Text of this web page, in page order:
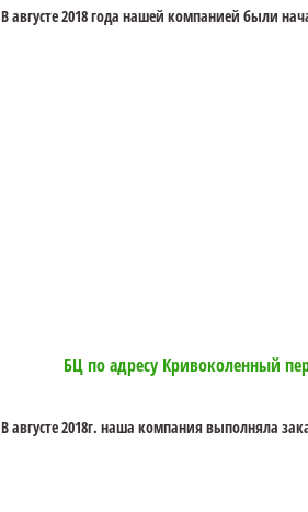
В августе 2018 года нашей компанией были
БЦ по адресу Кривоколенный
В августе 2018г. наша компания выполняла